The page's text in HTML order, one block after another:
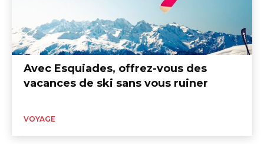
Avec Esquiades, offrez-vous des
vacances de ski sans vous ruiner
VOYAGE